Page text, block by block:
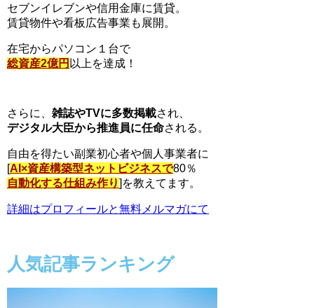
セブンイレブンや信用金庫に賃貸。
賃貸物件や看板広告事業も展開。
在宅からパソコン１台で
総資産2億円 以上を達成！
さらに、 雑誌やTVに多数掲載され、
デジタル大臣から推進員に任命される。
自由を得たい副業初心者や個人事業者に
[AI×資産構築型ネットビジネスで80％
自動化する仕組み作り]を教えてます。
詳細はプロフィールと無料メルマガにて
人気記事ランキング